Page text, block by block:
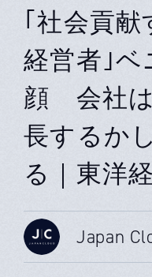
｢社会貢
経営者｣
顔 会社
長するか
る｜東洋
Japan